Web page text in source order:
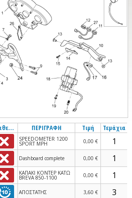
Διαθεσιμότητα ΠΕΡΙΓΡΑΦΗ Τιμή Τεμάχια
SPEEDOMETER 1200
SPORT MPH 0,00 €
Dashboard complete 0,00 €
ΚΑΠΑΚΙ ΚΟΝΤΕΡ ΚΑΤΩ
BREVA 850-1100 0,00 €
ΑΠΟΣΤΑΤΗΣ 3,60 €